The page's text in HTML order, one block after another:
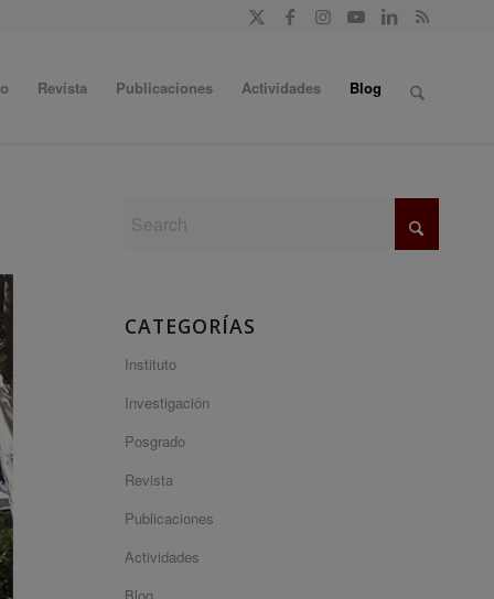
Revista Publicaciones Actividades Blog
CATEGORÍAS
Instituto
Investigación
Posgrado
Revista
Publicaciones
Actividades